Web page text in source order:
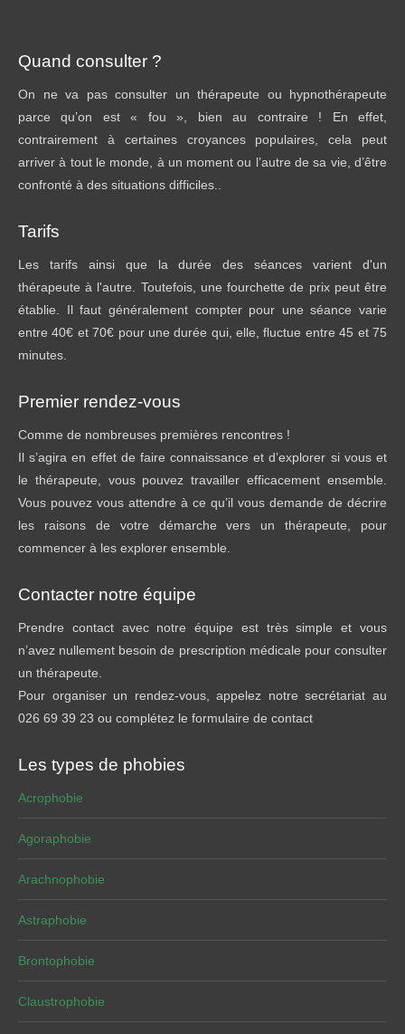
Quand consulter ?
On ne va pas consulter un thérapeute ou hypnothérapeute
parce qu’on est « fou », bien au contraire ! En effet,
contrairement à certaines croyances populaires, cela peut
arriver à tout le monde, à un moment ou l’autre de sa vie, d’être
confronté à des situations difficiles..
Tarifs
Les tarifs ainsi que la durée des séances varient d'un
thérapeute à l'autre. Toutefois, une fourchette de prix peut être
établie. Il faut généralement compter pour une séance varie
entre 40€ et 70€ pour une durée qui, elle, fluctue entre 45 et 75
minutes.
Premier rendez-vous
Comme de nombreuses premières rencontres !
Il s’agira en effet de faire connaissance et d’explorer si vous et
le thérapeute, vous pouvez travailler efficacement ensemble.
Vous pouvez vous attendre à ce qu’il vous demande de décrire
les raisons de votre démarche vers un thérapeute, pour
commencer à les explorer ensemble.
Contacter notre équipe
Prendre contact avec notre équipe est très simple et vous
n’avez nullement besoin de prescription médicale pour consulter
un thérapeute.
Pour organiser un rendez-vous, appelez notre secrétariat au
026 69 39 23 ou complétez le formulaire de contact
Les types de phobies
Acrophobie
Agoraphobie
Arachnophobie
Astraphobie
Brontophobie
Claustrophobie